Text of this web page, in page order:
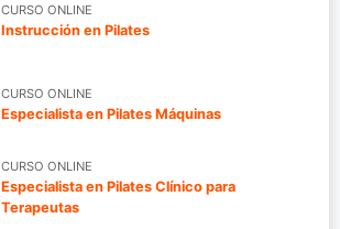
CURSO ONLINE
Instrucción en Pilates
CURSO ONLINE
Especialista en Pilates Máquinas
CURSO ONLINE
Especialista en Pilates Clínico para
Terapeutas